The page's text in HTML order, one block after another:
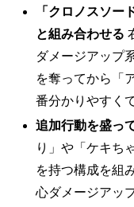
「クロノスソー
と組み合わせる
ダメージアップ
を奪ってから「
番分かりやすく
追加行動を盛っ
り」や「ケキち
を持つ構成を組
心ダメージアッ